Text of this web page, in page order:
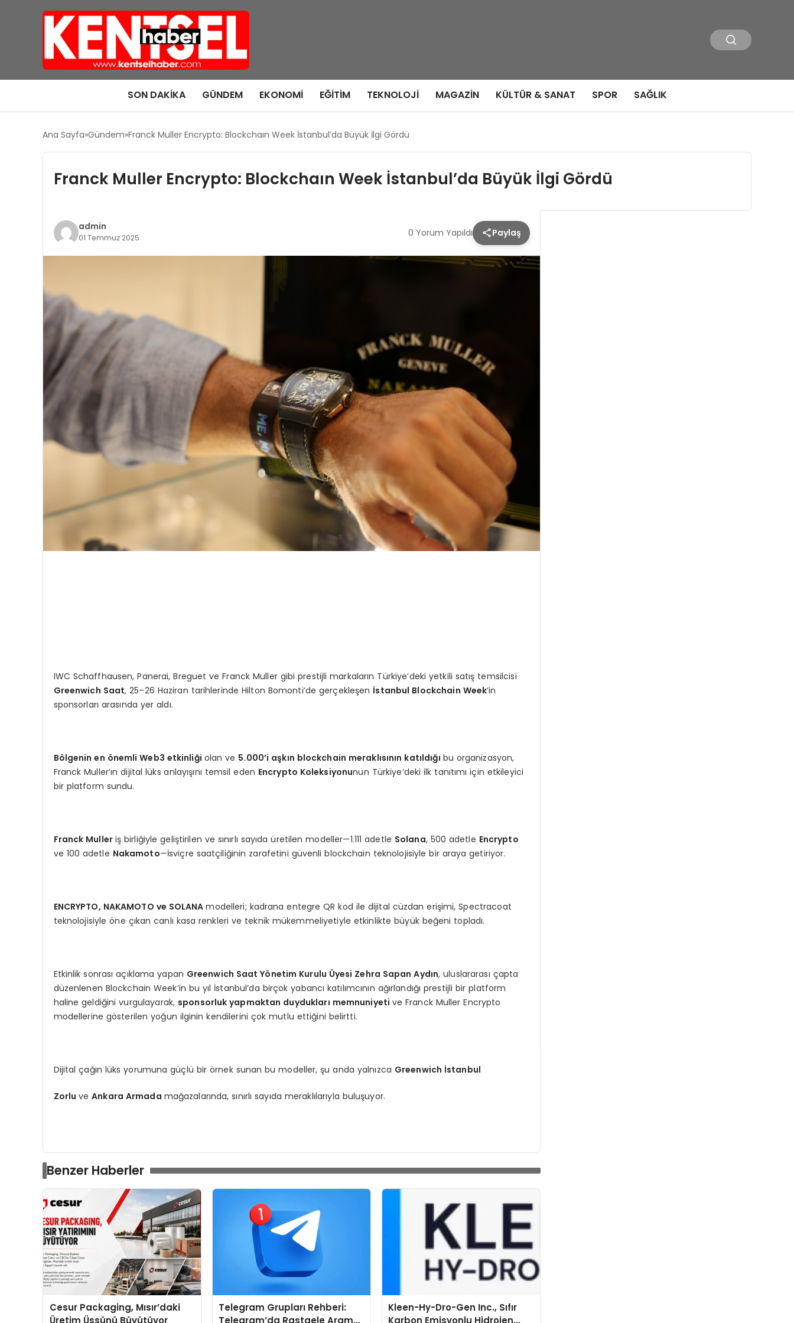
SON DAKIKA GÜNDEM EKONOMI EĞITIM TEKNOLOJI MAGAZIN KÜLTÜR & SANAT SPOR SAĞLIK
Ana Sayfa Gündem Franck Muller Encrypto: Blockchaın Week İstanbul’da Büyük İlgi Gördü
Franck Muller Encrypto: Blockchaın Week İstanbul’da Büyük İlgi Gördü
admin
01 Temmuz 2025 0 Yorum Yapıldı Paylaş
IWC Schaffhausen, Panerai, Breguet ve Franck Muller gibi prestijli markaların Türkiye’deki yetkili satış temsilcisi
Greenwich Saat, 25–26 Haziran tarihlerinde Hilton Bomonti’de gerçekleşen İstanbul Blockchain Week’in
sponsorları arasında yer aldı.
Bölgenin en önemli Web3 etkinliği olan ve 5.000’i aşkın blockchain meraklısının katıldığı bu organizasyon,
Franck Muller’ın dijital lüks anlayışını temsil eden Encrypto Koleksiyonunun Türkiye’deki ilk tanıtımı için etkileyici
bir platform sundu.
Franck Muller iş birliğiyle geliştirilen ve sınırlı sayıda üretilen modeller—1.111 adetle Solana, 500 adetle Encrypto
ve 100 adetle Nakamoto—İsviçre saatçiliğinin zarafetini güvenli blockchain teknolojisiyle bir araya getiriyor.
ENCRYPTO, NAKAMOTO ve SOLANAmodelleri; kadrana entegre QR kod ile dijital cüzdan erişimi, Spectracoat
teknolojisiyle öne çıkan canlı kasa renkleri ve teknik mükemmeliyetiyle etkinlikte büyük beğeni topladı.
Etkinlik sonrası açıklama yapan Greenwich Saat Yönetim Kurulu Üyesi Zehra Sapan Aydın, uluslararası çapta
düzenlenen Blockchain Week’in bu yıl İstanbul’da birçok yabancı katılımcının ağırlandığı prestijli bir platform
haline geldiğini vurgulayarak, sponsorluk yapmaktan duydukları memnuniyeti ve Franck Muller Encrypto
modellerine gösterilen yoğun ilginin kendilerini çok mutlu ettiğini belirtti.
Dijital çağın lüks yorumuna güçlü bir örnek sunan bu modeller, şu anda yalnızca Greenwich İstanbul
ZorluveAnkara Armada mağazalarında, sınırlı sayıda meraklılarıyla buluşuyor.
Benzer Haberler
Cesur Packaging, Mısır’daki
Üretim Üssünü Büyütüyor
Telegram Grupları Rehberi:
Telegram’da Rastgele Arama
Kleen-Hy-Dro-Gen Inc., Sıfır
Karbon Emisyonlu Hidrojen